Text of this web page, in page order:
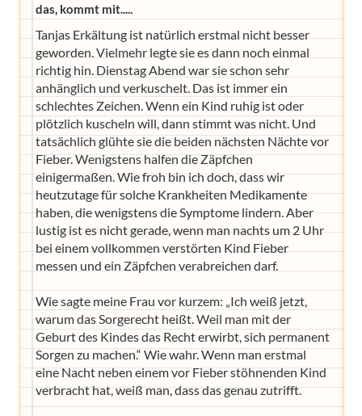
das, kommt mit.....
Tanjas Erkältung ist natürlich erstmal nicht besser
geworden. Vielmehr legte sie es dann noch einmal
richtig hin. Dienstag Abend war sie schon sehr
anhänglich und verkuschelt. Das ist immer ein
schlechtes Zeichen. Wenn ein Kind ruhig ist oder
plötzlich kuscheln will, dann stimmt was nicht. Und
tatsächlich glühte sie die beiden nächsten Nächte vor
Fieber. Wenigstens halfen die Zäpfchen
einigermaßen. Wie froh bin ich doch, dass wir
heutzutage für solche Krankheiten Medikamente
haben, die wenigstens die Symptome lindern. Aber
lustig ist es nicht gerade, wenn man nachts um 2 Uhr
bei einem vollkommen verstörten Kind Fieber
messen und ein Zäpfchen verabreichen darf.
Wie sagte meine Frau vor kurzem: „Ich weiß jetzt,
warum das Sorgerecht heißt. Weil man mit der
Geburt des Kindes das Recht erwirbt, sich permanent
Sorgen zu machen.“ Wie wahr. Wenn man erstmal
eine Nacht neben einem vor Fieber stöhnenden Kind
verbracht hat, weiß man, dass das genau zutrifft.